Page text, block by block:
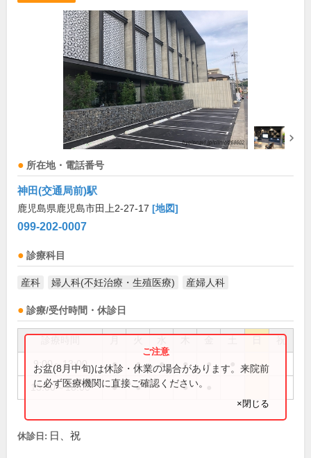
所在地・電話番号
神田(交通局前)駅
鹿児島県鹿児島市田上2-27-17 [地図]
099-202-0007
診療科目
産科 婦人科(不妊治療・生殖医療) 産婦人科
診療/受付時間・休診日
祝
9:00～13:00 ● ● ● ● ●
15:00～18:00 ● ● ●
お盆(8月中旬)は休診・休業の場合があります。来院前
に必ず医療機関に直接ご確認ください。
×閉じる
休診日: 日、祝